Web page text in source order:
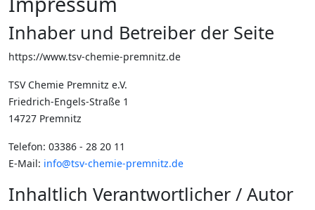
Inhaber und Betreiber der Seite
https://www.tsv-chemie-premnitz.de
TSV Chemie Premnitz e.V.
Friedrich-Engels-Straße 1
14727 Premnitz
Telefon: 03386 - 28 20 11
E-Mail: info@tsv-chemie-premnitz.de
Inhaltlich Verantwortlicher / Autor